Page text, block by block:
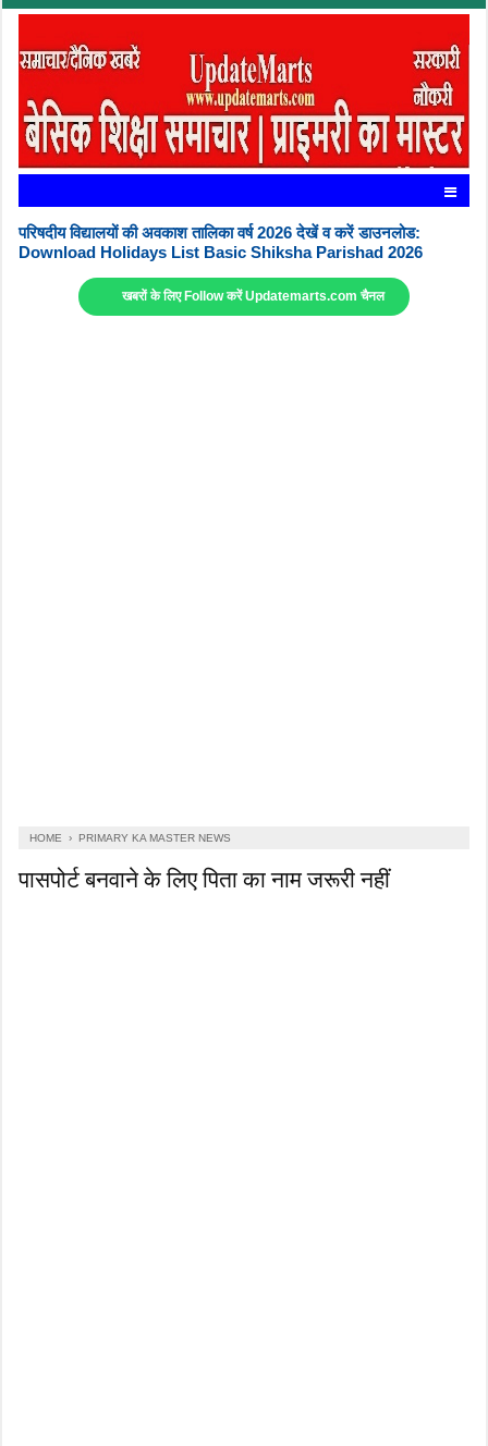
परिषदीय विद्यालयों की अवकाश तालिका वर्ष 2026 देखें व करें डाउनलोड:
Download Holidays List Basic Shiksha Parishad 2026
खबरों के लिए Follow करें Updatemarts.com चैनल
HOME › PRIMARY KA MASTER NEWS
पासपोर्ट बनवाने के लिए पिता का नाम जरूरी नहीं